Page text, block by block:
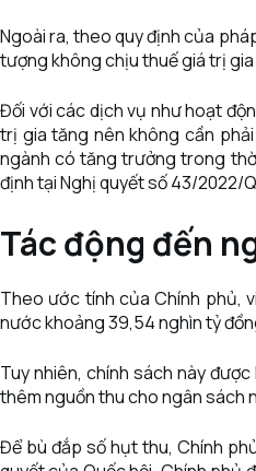
Ngoài ra, theo quy định của
tượng không chịu thuế giá trị
Đối với các dịch vụ như hoạt
trị gia tăng nên không cần
ngành có tăng trưởng trong
định tại Nghị quyết số 43/2022/
Tác động đến
Theo ước tính của Chính phủ,
nước khoảng 39,54 nghìn tỷ
Tuy nhiên, chính sách này
thêm nguồn thu cho ngân sách
Để bù đắp số hụt thu, Chính